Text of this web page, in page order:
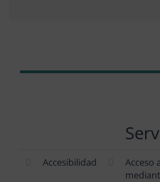
Accesibilidad
Acceso